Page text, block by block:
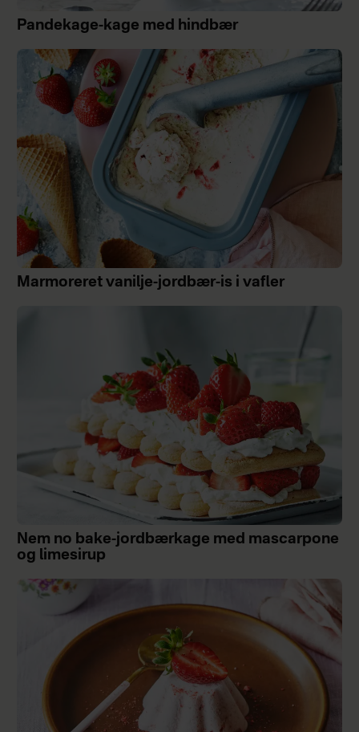
Pandekage-kage med hindbær
Marmoreret vanilje-jordbær-is i vafler
Nem no bake-jordbærkage med mascarpone
og limesirup